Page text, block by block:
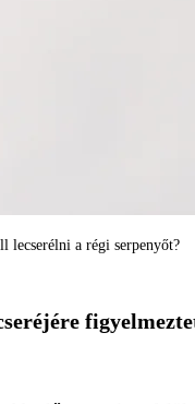
lecserélni a régi serpenyőt?